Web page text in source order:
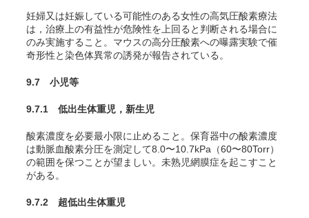
妊婦又は妊娠している可能性のある女性の高気圧酸素療法
は，治療上の有益性が危険性を上回ると判断される場合に
のみ実施すること。マウスの高分圧酸素への曝露実験で催
奇形性と染色体異常の誘発が報告されている 。
9.7 小児等
9.7.1 低出生体重児，新生児
酸素濃度を必要最小限に止めること。保育器中の酸素濃度
は動脈血酸素分圧を測定して8.0〜10.7kPa（60〜80Torr）
の範囲を保つことが望ましい。未熟児網膜症を起こすこと
がある 。
9.7.2 超低出生体重児